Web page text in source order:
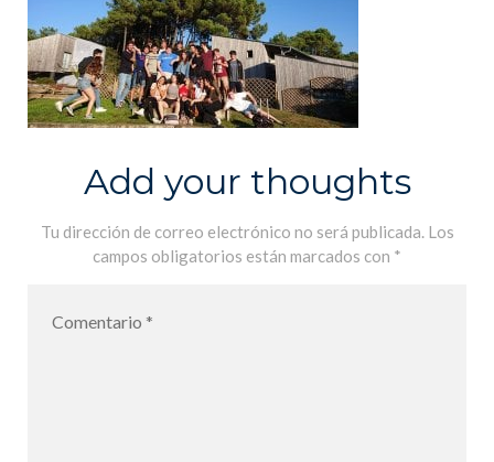
Add your thoughts
Tu dirección de correo electrónico no será publicada. Los
campos obligatorios están marcados con *